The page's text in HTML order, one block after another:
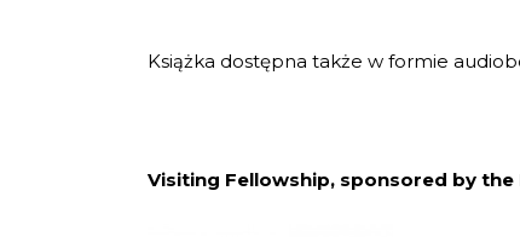
Książka dostępna także w formie
Visiting Fellowship, sponsored by